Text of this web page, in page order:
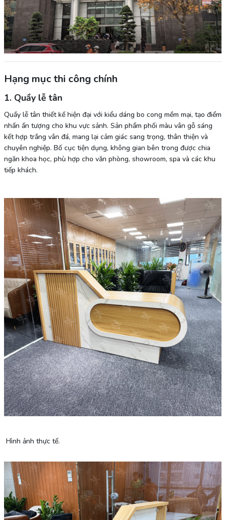
Hạng mục thi công chính
1. Quầy lễ tân
Quầy lễ tân thiết kế hiện đại với kiểu dáng bo cong mềm mại, tạo điểm
nhấn ấn tượng cho khu vực sảnh. Sản phẩm phối màu vân gỗ sáng
kết hợp trắng vân đá, mang lại cảm giác sang trọng, thân thiện và
chuyên nghiệp. Bố cục tiện dụng, không gian bên trong được chia
ngăn khoa học, phù hợp cho văn phòng, showroom, spa và các khu
tiếp khách.
Hình ảnh thực tế.